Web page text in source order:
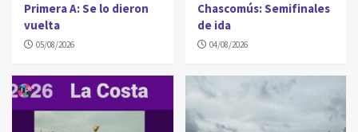
Primera A: Se lo dieron
vuelta
05/08/2026
Chascomús: Semifinales
de ida
04/08/2026